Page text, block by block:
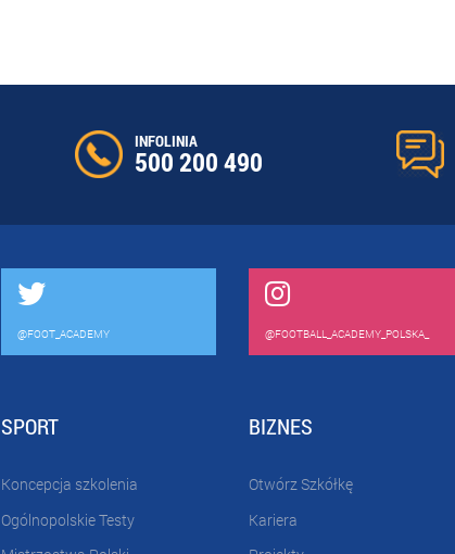
INFOLINIA
500 200 490
@FOOT_ACADEMY @FOOTBALL_ACADEMY_POLSKA_
SPORT
Koncepcja szkolenia
Ogólnopolskie Testy
BIZNES
Otwórz Szkółkę
Kariera